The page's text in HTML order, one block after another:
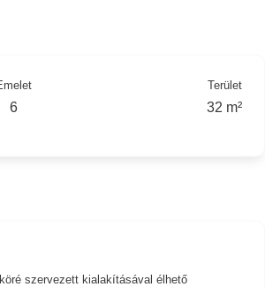
6
Terület
32 m²
szervezett kialakításával élhető